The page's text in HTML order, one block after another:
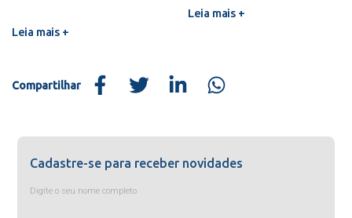
Leia mais +
Leia mais +
Compartilhar
Cadastre-se para receber novidades
Digite o seu nome completo